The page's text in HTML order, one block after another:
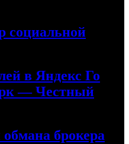
социальной
в Яндекс Го
— Честный
брокера